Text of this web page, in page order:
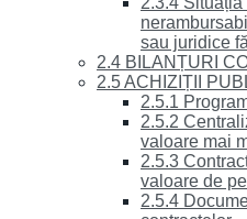
sau juridice
2.4 BILANȚURI
2.5 ACHIZIȚII
2.5.1
2.5.2
valoare mai
2.5.3
valoare de
2.5.4